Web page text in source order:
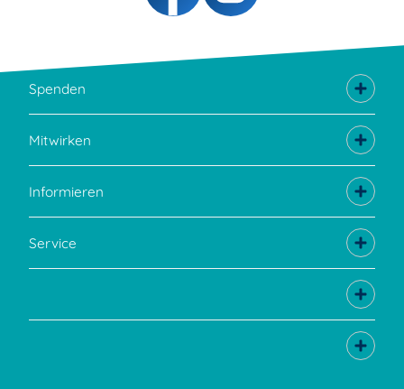
Spenden
Mitwirken
Informieren
Service